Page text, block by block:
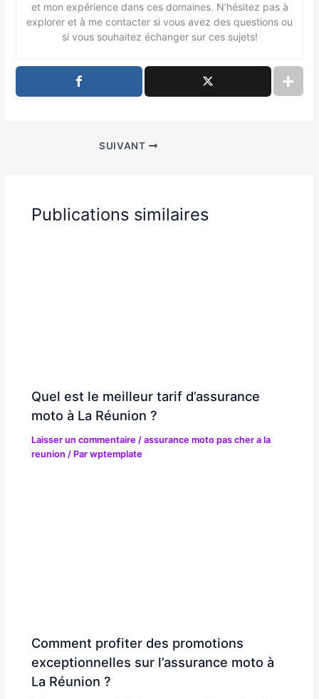
et mon expérience dans ces domaines. N’hésitez pas à
explorer et à me contacter si vous avez des questions ou
si vous souhaitez échanger sur ces sujets!
SUIVANT
Publications similaires
Quel est le meilleur tarif d’assurance
moto à La Réunion ?
Laisser un commentaire /assurance moto pas cher a la
reunion / Parwptemplate
Comment profiter des promotions
exceptionnelles sur l’assurance moto à
La Réunion ?